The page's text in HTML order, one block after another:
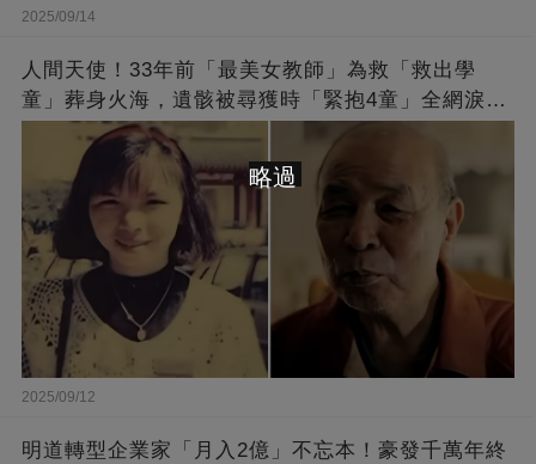
2025/09/14
人間天使！33年前「最美女教師」為救「救出學
童」葬身火海，遺骸被尋獲時「緊抱4童」全網淚
崩：真正的英雄不該被遺忘
2025/09/12
明道轉型企業家「月入2億」不忘本！豪發千萬年終
略過